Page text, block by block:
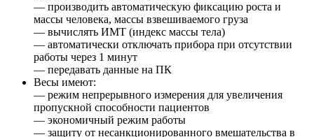
— производить автоматическую фиксацию роста и
массы человека, массы взвешиваемого груза
— вычислять ИМТ (индекс массы тела)
— автоматически отключать прибора при отсутствии
работы через 1 минут
— передавать данные на ПК
Весы имеют:
— режим непрерывного измерения для увеличения
пропускной способности пациентов
— экономичный режим работы
— защиту от несанкционированного вмешательства в